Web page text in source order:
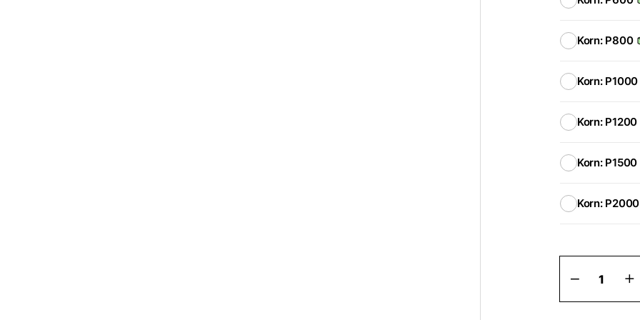
Korn: P800
Korn: P1000
Korn: P1200
Korn: P1500
Korn: P2000
Gold
150
mm